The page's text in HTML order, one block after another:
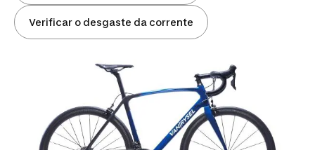
Verificar o desgaste da corrente